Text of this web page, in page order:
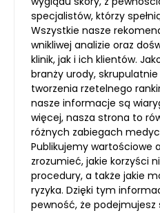
specjalistów, którzy
Wszystkie nasze
wnikliwej analizie oraz
klinik, jak i ich klientów.
branży urody,
tworzenia rzetelnego
nasze informacje są
więcej, nasza strona to
różnych zabiegach
Publikujemy wartościowe
zrozumieć, jakie korzyści
procedury, a także jakie
ryzyka. Dzięki tym
pewność, że